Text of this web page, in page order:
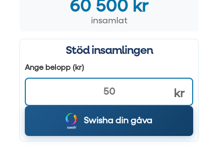
60 500 kr
insamlat
Stöd insamlingen
Ange belopp (kr)
kr
Swisha din gåva